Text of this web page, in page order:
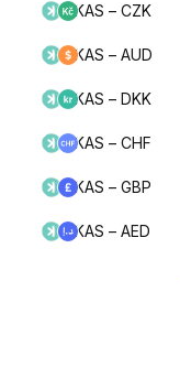
KAS – CZK
KAS – AUD
KAS – DKK
KAS – CHF
KAS – GBP
KAS – AED